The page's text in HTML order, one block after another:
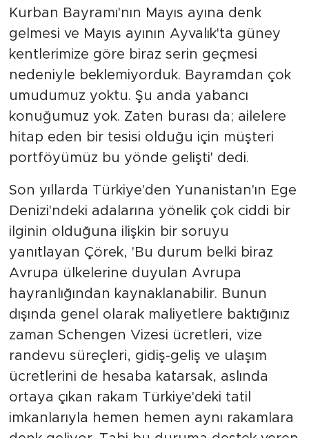
Kurban Bayramı'nın Mayıs ayına denk
gelmesi ve Mayıs ayının Ayvalık'ta güney
kentlerimize göre biraz serin geçmesi
nedeniyle beklemiyorduk. Bayramdan çok
umudumuz yoktu. Şu anda yabancı
konuğumuz yok. Zaten burası da; ailelere
hitap eden bir tesisi olduğu için müşteri
portföyümüz bu yönde gelişti' dedi.
Son yıllarda Türkiye'den Yunanistan'ın Ege
Denizi'ndeki adalarına yönelik çok ciddi bir
ilginin olduğuna ilişkin bir soruyu
yanıtlayan Çörek, 'Bu durum belki biraz
Avrupa ülkelerine duyulan Avrupa
hayranlığından kaynaklanabilir. Bunun
dışında genel olarak maliyetlere baktığınız
zaman Schengen Vizesi ücretleri, vize
randevu süreçleri, gidiş-geliş ve ulaşım
ücretlerini de hesaba katarsak, aslında
ortaya çıkan rakam Türkiye'deki tatil
imkanlarıyla hemen hemen aynı rakamlara